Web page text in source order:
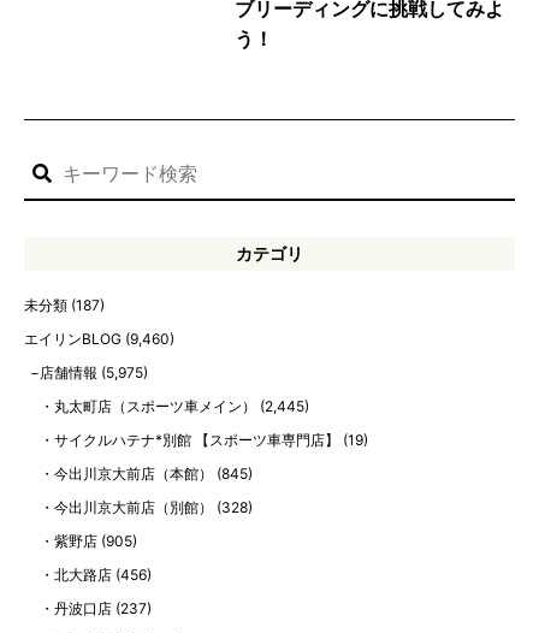
ブリーディングに挑戦してみよ
う！
カテゴリ
未分類 (187)
エイリンBLOG (9,460)
店舗情報 (5,975)
丸太町店（スポーツ車メイン）
(2,445)
サイクルハテナ*別館 【スポーツ車専門店】
(19)
今出川京大前店（本館）
(845)
今出川京大前店（別館）
(328)
紫野店 (905)
北大路店 (456)
丹波口店 (237)